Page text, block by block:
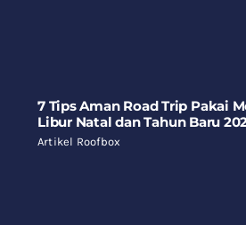
7 Tips Aman Road Trip Pakai
Libur Natal dan Tahun Baru
Artikel Roofbox